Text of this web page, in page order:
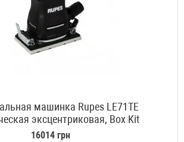
машинка Rupes LE71TE
эксцентриковая, Box Kit
16014 грн